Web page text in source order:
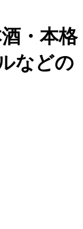
酒・本格
などの